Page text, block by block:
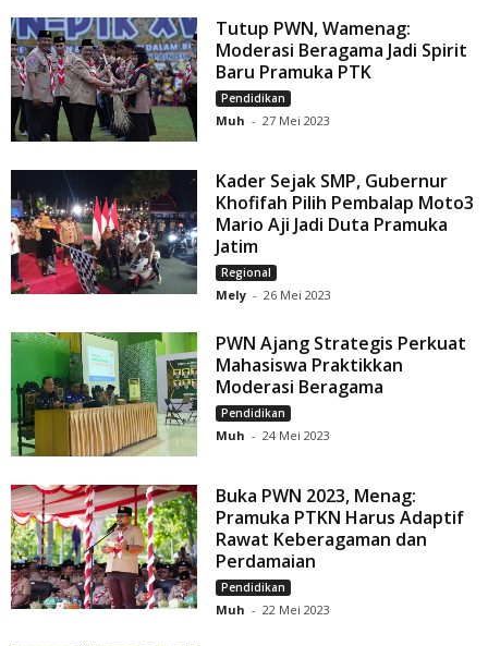
Tutup PWN, Wamenag:
Moderasi Beragama Jadi Spirit
Baru Pramuka PTK
Pendidikan
Muh - 27 Mei 2023
Kader Sejak SMP, Gubernur
Khofifah Pilih Pembalap Moto3
Mario Aji Jadi Duta Pramuka
Jatim
Regional
Mely - 26 Mei 2023
PWN Ajang Strategis Perkuat
Mahasiswa Praktikkan
Moderasi Beragama
Pendidikan
Muh - 24 Mei 2023
Buka PWN 2023, Menag:
Pramuka PTKN Harus Adaptif
Rawat Keberagaman dan
Perdamaian
Pendidikan
Muh - 22 Mei 2023